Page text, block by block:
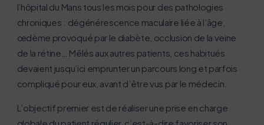
l’hôpital du Mans tous les mois pour des pathologies
chroniques : dégénérescence maculaire liée à l’âge,
œdème provoqué par le diabète, occlusion de la veine
de la rétine… Mêlés aux autres patients, ces habitués
devaient jusqu’ici emprunter un parcours long et parfois
compliqué pour eux, avant d’être vus par le médecin.
L’objectif premier est de réaliser une prise en charge
globale du patient régulier, c’est-à-dire favoriser son